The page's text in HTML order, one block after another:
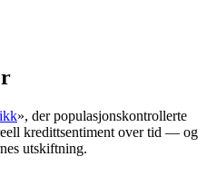
», der populasjonskontrollerte
kredittsentiment over tid — og
utskiftning.